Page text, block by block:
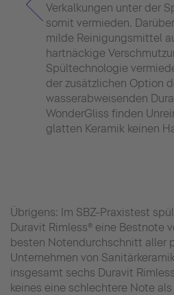
Verkalkungen unter der
somit vermieden.
milde Reinigungsmittel
hartnäckige
Spültechnologie
der zusätzlichen Option
wasserabweisenden
WonderGliss finden
glatten Keramik keinen
Übrigens: Im SBZ-Praxistest
Duravit Rimless® eine Bestnote
besten Notendurchschnitt aller
Unternehmen von
insgesamt sechs Duravit
keines eine schlechtere Note